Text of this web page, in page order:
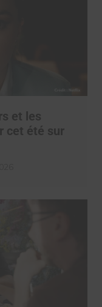
et les
cet été sur